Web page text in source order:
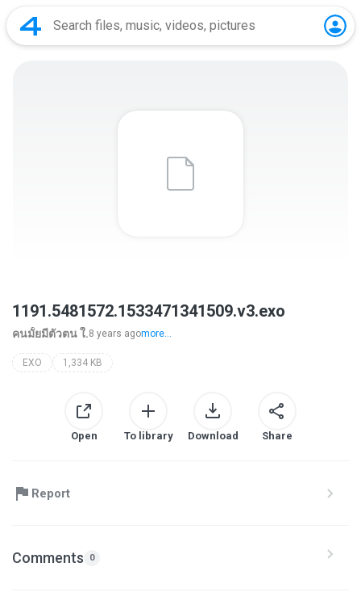
1191.5481572.1533471341509.v3.exo
คนมั้ยมีตัวตน ใ.8 years agomore...
EXO 1,334 KB
Open To library Download Share
Report
Comments 0